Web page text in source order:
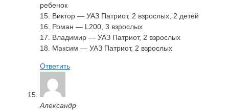
ребенок
15. Виктор — УАЗ Патриот, 2 взрослых, 2 детей
16. Роман — L200, 3 взрослых
17. Владимир — УАЗ Патриот, 2 взрослых
18. Максим — УАЗ Патриот, 2 взрослых
Ответить
Александр